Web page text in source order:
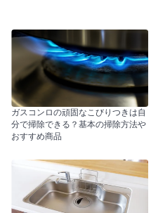
ガスコンロの頑固なこびりつきは自
分で掃除できる？基本の掃除方法や
おすすめ商品